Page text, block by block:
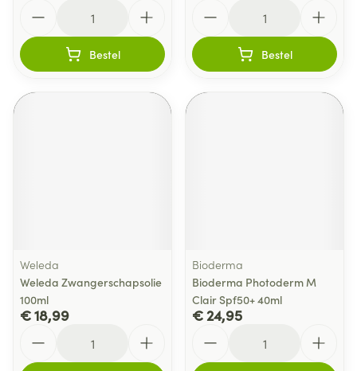
Bestel Bestel
Weleda
Weleda Zwangerschapsolie
100ml
€ 18,99
Bioderma
Bioderma Photoderm M
Clair Spf50+ 40ml
€ 24,95